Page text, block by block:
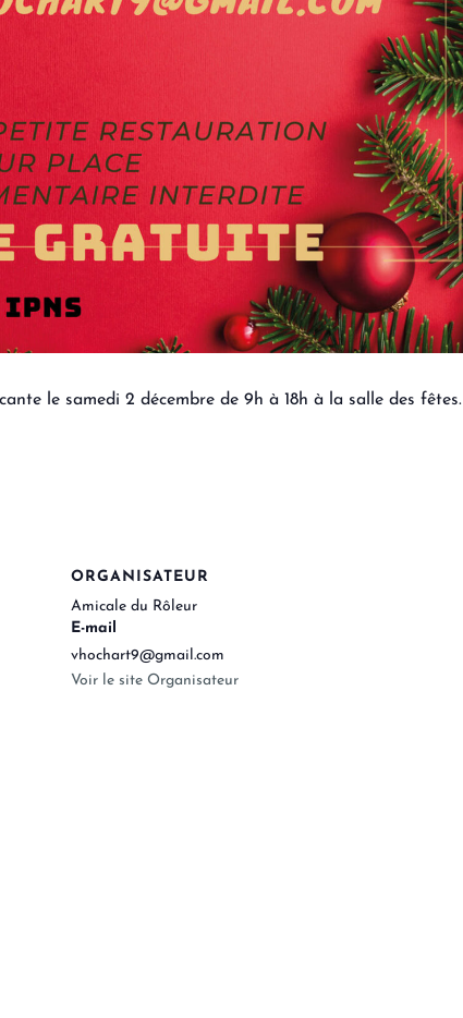
le samedi 2 décembre de 9h à 18h à la salle des fêtes.
ORGANISATEUR
Amicale du Rôleur
E-mail
vhochart9@gmail.com
Voir le site Organisateur